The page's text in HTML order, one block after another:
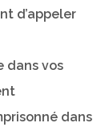
d’appeler
dans vos
dans